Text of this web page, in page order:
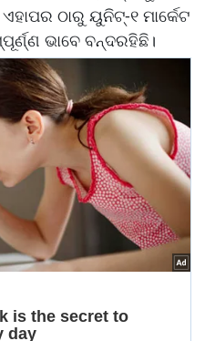
ଠାରୁ ୟୁନିଟ୍‌‌-୧ ମାର୍କେଟ
ଭାବେ ବନ୍ଦରହିଛି।